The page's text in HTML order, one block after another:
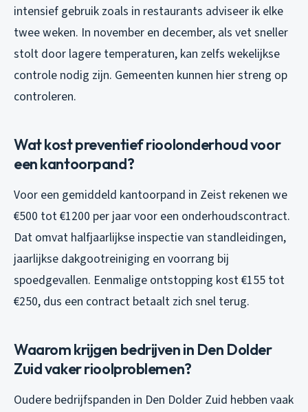
intensief gebruik zoals in restaurants adviseer ik elke
twee weken. In november en december, als vet sneller
stolt door lagere temperaturen, kan zelfs wekelijkse
controle nodig zijn. Gemeenten kunnen hier streng op
controleren.
Wat kost preventief rioolonderhoud voor
een kantoorpand?
Voor een gemiddeld kantoorpand in Zeist rekenen we
€500 tot €1200 per jaar voor een onderhoudscontract.
Dat omvat halfjaarlijkse inspectie van standleidingen,
jaarlijkse dakgootreiniging en voorrang bij
spoedgevallen. Eenmalige ontstopping kost €155 tot
€250, dus een contract betaalt zich snel terug.
Waarom krijgen bedrijven in Den Dolder
Zuid vaker rioolproblemen?
Oudere bedrijfspanden in Den Dolder Zuid hebben vaak